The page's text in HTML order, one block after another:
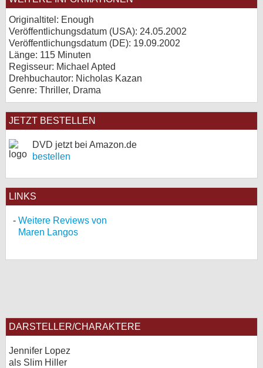
Originaltitel: Enough
Veröffentlichungsdatum (USA): 24.05.2002
Veröffentlichungsdatum (DE): 19.09.2002
Länge: 115 Minuten
Regisseur: Michael Apted
Drehbuchautor: Nicholas Kazan
Genre: Thriller, Drama
JETZT BESTELLEN
DVD jetzt bei Amazon.de
bestellen
LINKS
Weitere Reviews von
Maren Langos
DARSTELLER/CHARAKTERE
Jennifer Lopez
als Slim Hiller